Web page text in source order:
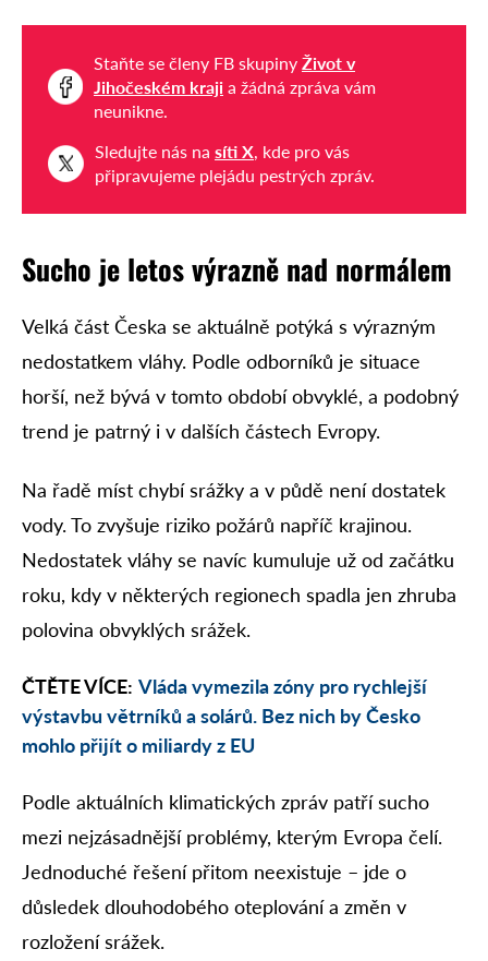
Staňte se členy FB skupiny Život v
Jihočeském kraji a žádná zpráva vám
neunikne.
Sledujte nás na síti X, kde pro vás
připravujeme plejádu pestrých zpráv.
Sucho je letos výrazně nad normálem
Velká část Česka se aktuálně potýká s výrazným
nedostatkem vláhy. Podle odborníků je situace
horší, než bývá v tomto období obvyklé, a podobný
trend je patrný i v dalších částech Evropy.
Na řadě míst chybí srážky a v půdě není dostatek
vody. To zvyšuje riziko požárů napříč krajinou.
Nedostatek vláhy se navíc kumuluje už od začátku
roku, kdy v některých regionech spadla jen zhruba
polovina obvyklých srážek.
ČTĚTE VÍCE: Vláda vymezila zóny pro rychlejší
výstavbu větrníků a solárů. Bez nich by Česko
mohlo přijít o miliardy z EU
Podle aktuálních klimatických zpráv patří sucho
mezi nejzásadnější problémy, kterým Evropa čelí.
Jednoduché řešení přitom neexistuje – jde o
důsledek dlouhodobého oteplování a změn v
rozložení srážek.